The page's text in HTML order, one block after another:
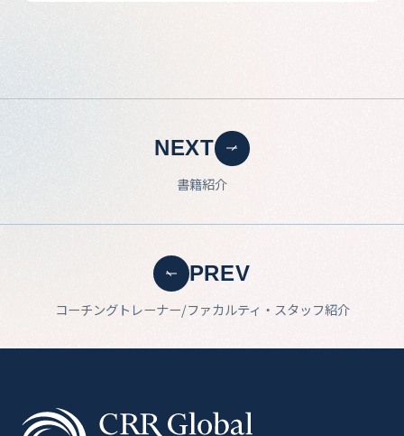
PREV
コーチングトレーナー/ファカルティ・スタッフ紹介
NEXT
書籍紹介